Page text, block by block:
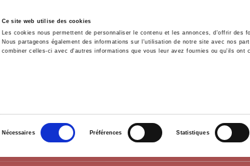
Ce site web utilise des cookies
Les cookies nous permettent de personnaliser le contenu et les annonces, d'offrir
Nous partageons également des informations sur l'utilisation de notre site avec nos
combiner celles-ci avec d'autres informations que vous leur avez fournies ou qu'ils
consentement
Nécessaires Préférences Statistiques
Accueil Environnement